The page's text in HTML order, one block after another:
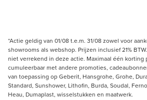
*Actie geldig van 01/08 t.e.m. 31/08 zowel voor
showrooms als webshop. Prijzen inclusief 21%
niet verrekend in deze actie. Maximaal één
cumuleerbaar met andere promoties,
van toepassing op Geberit, Hansgrohe, Grohe,
Standard, Sunshower, Lithofin, Burda, Soudal,
Heau, Dumaplast, wisselstukken en maatwerk.